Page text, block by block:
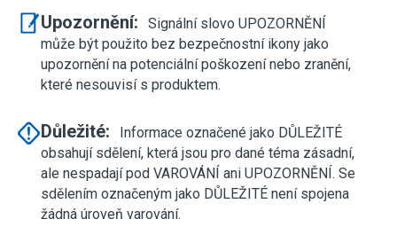
Upozornění:
Signální slovo UPOZORNĚNÍ
může být použito bez bezpečnostní ikony jako
upozornění na potenciální poškození nebo zranění,
které nesouvisí s produktem.
Důležité:
Informace označené jako DŮLEŽITÉ
obsahují sdělení, která jsou pro dané téma zásadní,
ale nespadají pod VAROVÁNÍ ani UPOZORNĚNÍ. Se
sdělením označeným jako DŮLEŽITÉ není spojena
žádná úroveň varování.